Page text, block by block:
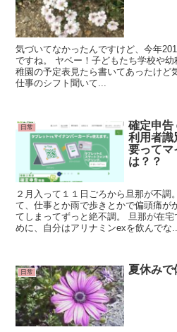
気づいてなかったんですけど、今年
ですね。 ヤベー！子どもたち学校や
稚園の予定表見たら書いてあったけど
仕事のシフト聞いて...
日常
確定申告
利用者識
要ってマ
は？？
２月入って１１日ごろから旦那が不調
て、仕事とか雨で歩きとかで偏頭痛が
てしまってずっと絶不調。 旦那が在
めに、自分はアリナミンexを飲んでな...
日常 夏休みで